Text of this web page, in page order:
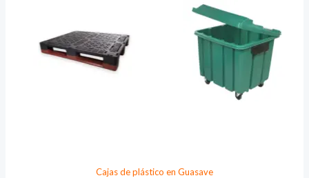
Cajas de plástico en Guasave